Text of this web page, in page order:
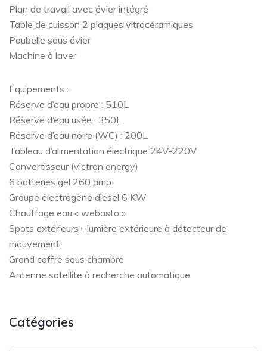
Plan de travail avec évier intégré
Table de cuisson 2 plaques vitrocéramiques
Poubelle sous évier
Machine à laver
Equipements :
Réserve d’eau propre : 510L
Réserve d’eau usée : 350L
Réserve d’eau noire (WC) : 200L
Tableau d’alimentation électrique 24V-220V
Convertisseur (victron energy)
6 batteries gel 260 amp
Groupe électrogène diesel 6 KW
Chauffage eau « webasto »
Spots extérieurs+ lumière extérieure à détecteur de
mouvement
Grand coffre sous chambre
Antenne satellite à recherche automatique
Catégories